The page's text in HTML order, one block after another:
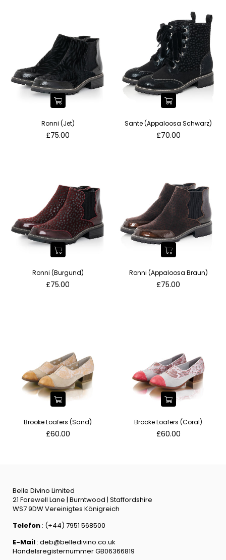
Ronni (Jet)
Normaler
£75.00
Sante (Appaloosa Schwarz)
Normaler
£70.00
Ronni (Burgund)
Normaler
£75.00
Ronni (Appaloosa Braun)
Normaler
£75.00
Brooke Loafers (Sand)
Normaler
£60.00
Brooke Loafers (Coral)
Normaler
£60.00
Belle Divino Limited
21 Farewell Lane | Burntwood | Staffordshire
WS7 9DW Vereinigtes Königreich
Telefon : (+44) 7951 568500
E-Mail : deb@belledivino.co.uk
Handelsregisternummer GB06366819